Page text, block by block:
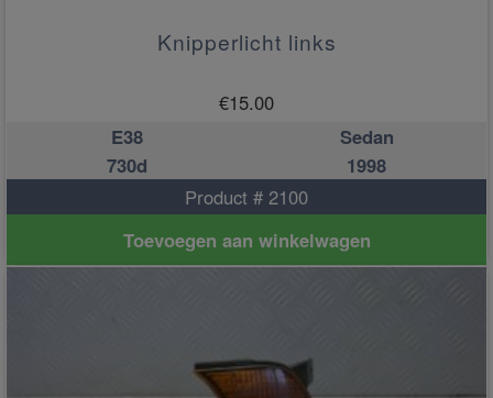
Knipperlicht links
€15.00
E38
Sedan
730d
1998
Product # 2100
Toevoegen aan winkelwagen